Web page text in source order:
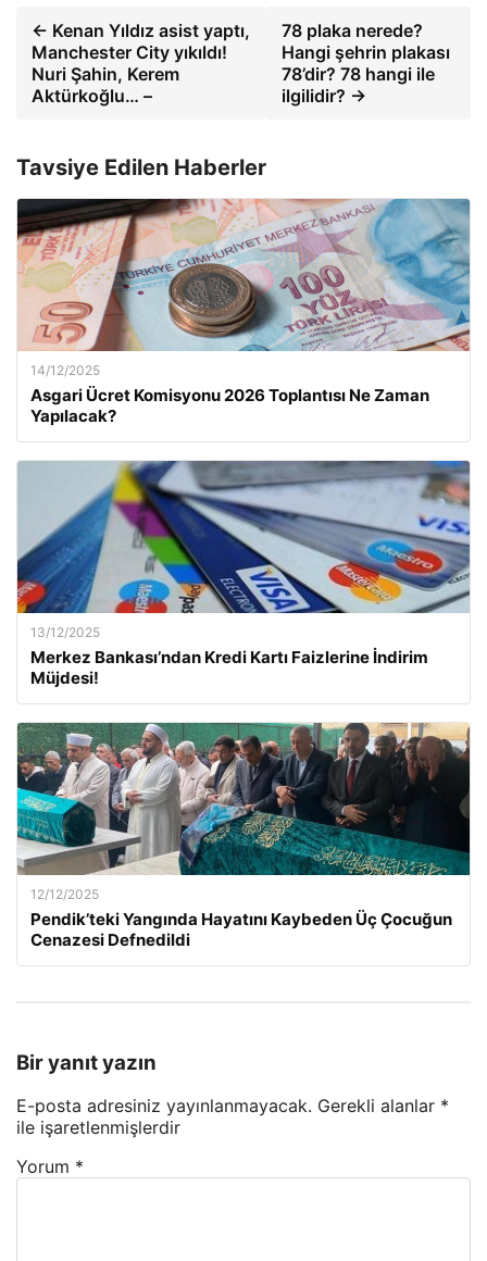
← Kenan Yıldız asist yaptı,
Manchester City yıkıldı!
Nuri Şahin, Kerem
Aktürkoğlu… –
78 plaka nerede?
Hangi şehrin plakası
78’dir? 78 hangi ile
ilgilidir? →
Tavsiye Edilen Haberler
14/12/2025
Asgari Ücret Komisyonu 2026 Toplantısı Ne Zaman
Yapılacak?
13/12/2025
Merkez Bankası’ndan Kredi Kartı Faizlerine İndirim
Müjdesi!
12/12/2025
Pendik’teki Yangında Hayatını Kaybeden Üç Çocuğun
Cenazesi Defnedildi
Bir yanıt yazın
E-posta adresiniz yayınlanmayacak. Gerekli alanlar *
ile işaretlenmişlerdir
Yorum *